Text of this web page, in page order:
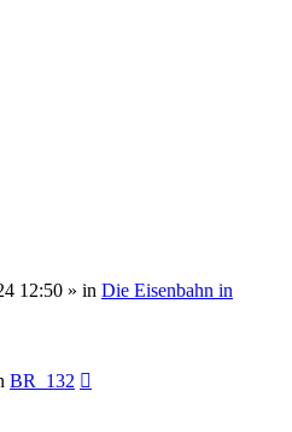
12:50 » in Die Eisenbahn in
BR_132